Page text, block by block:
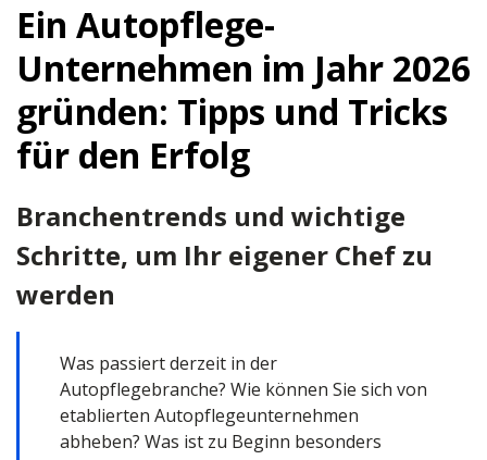
Ein Autopflege-
Unternehmen im Jahr 2026
gründen: Tipps und Tricks
für den Erfolg
Branchentrends und wichtige
Schritte, um Ihr eigener Chef zu
werden
Was passiert derzeit in der
Autopflegebranche? Wie können Sie sich von
etablierten Autopflegeunternehmen
abheben? Was ist zu Beginn besonders